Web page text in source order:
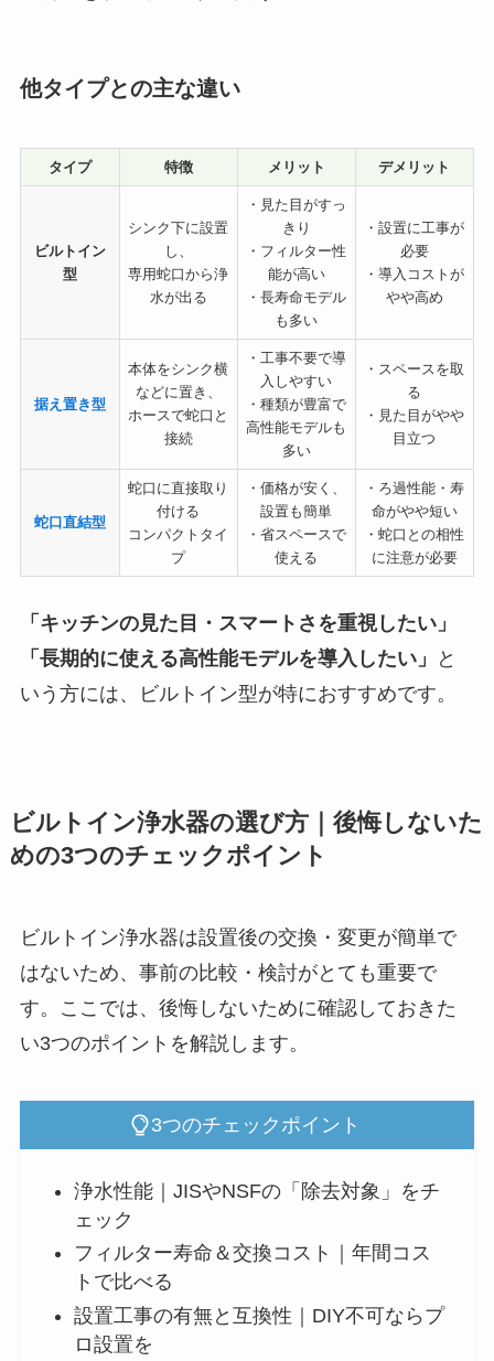
他タイプとの主な違い
タイプ 特徴 メリット デメリット
ビルトイン
型
シンク下に設置
し、
専用蛇口から浄
水が出る
・見た目がすっ
きり
・フィルター性
能が高い
・長寿命モデル
も多い
・設置に工事が
必要
・導入コストが
やや高め
据え置き型
本体をシンク横
などに置き、
ホースで蛇口と
接続
・工事不要で導
入しやすい
・種類が豊富で
高性能モデルも
多い
・スペースを取
る
・見た目がやや
目立つ
蛇口直結型
蛇口に直接取り
付ける
コンパクトタイ
プ
・価格が安く、
設置も簡単
・省スペースで
使える
・ろ過性能・寿
命がやや短い
・蛇口との相性
に注意が必要
「キッチンの見た目・スマートさを重視したい」
「長期的に使える高性能モデルを導入したい」
と
いう方には、ビルトイン型が特におすすめです。
ビルトイン浄水器の選び方｜後悔しないた
めの3つのチェックポイント
ビルトイン浄水器は設置後の交換・変更が簡単で
はないため、事前の比較・検討がとても重要で
す。ここでは、後悔しないために確認しておきた
い3つのポイントを解説します。
3つのチェックポイント
浄水性能｜JISやNSFの「除去対象」をチ
ェック
フィルター寿命＆交換コスト｜年間コス
トで比べる
設置工事の有無と互換性｜DIY不可ならプ
ロ設置を